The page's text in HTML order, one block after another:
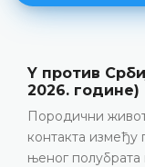
Елези
17141/
Провјера
Повреда